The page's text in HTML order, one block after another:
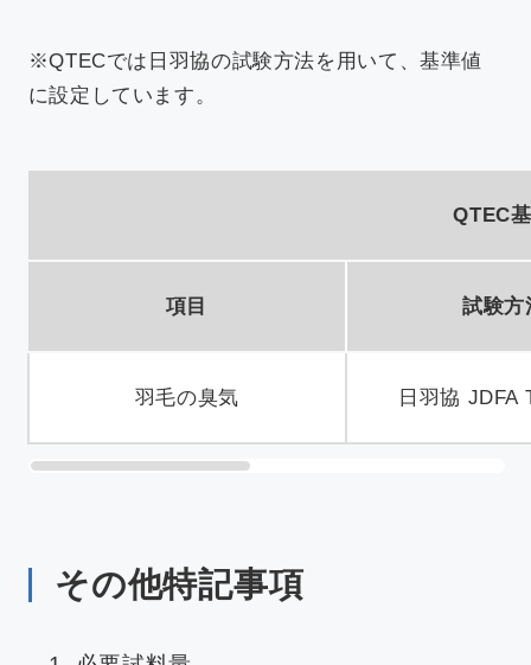
※QTECでは日羽協の試験方法を用いて、基準値
に設定しています。
QTEC
項目 試験方
羽毛の臭気 日羽協 JDFA
その他特記事項